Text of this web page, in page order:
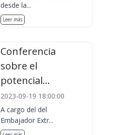
desde la...
Leer más
Conferencia
sobre el
potencial...
2023-09-19 18:00:00
A cargo del del
Embajador Extr...